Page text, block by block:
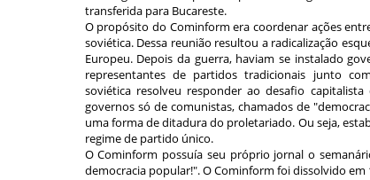
transferida para Bucareste.
O propósito do Cominform era coordenar ações
soviética. Dessa reunião resultou a radicalização
Europeu. Depois da guerra, haviam se instalado
representantes de partidos tradicionais junto
soviética resolveu responder ao desafio
governos só de comunistas, chamados de
uma forma de ditadura do proletariado. Ou seja,
regime de partido único.
O Cominform possuía seu próprio jornal o
democracia popular!". O Cominform foi dissolvido em